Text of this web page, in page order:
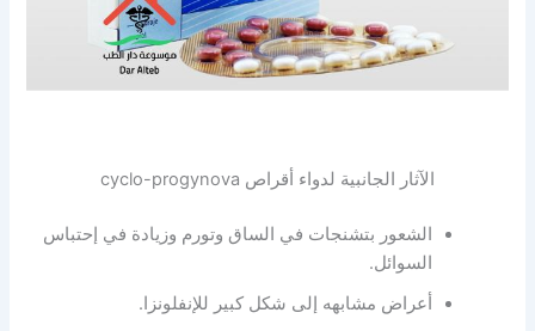
الآثار الجانبية لدواء أقراص cyclo-progynova
الشعور بتشنجات في الساق وتورم وزيادة في إحتباس
السوائل.
أعراض مشابهه إلى شكل كبير للإنفلونزا.